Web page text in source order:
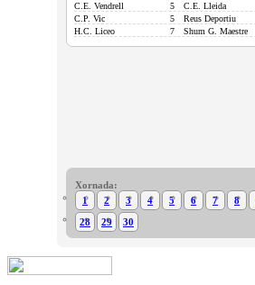
C.E. Vendrell
5 C.E. Lleida
C.P. Vic
5 Reus Deportiu
H.C. Liceo
7 Shum G. Maestre
Xornada:
1
2 3 4 5 6 7 8
28
29 30